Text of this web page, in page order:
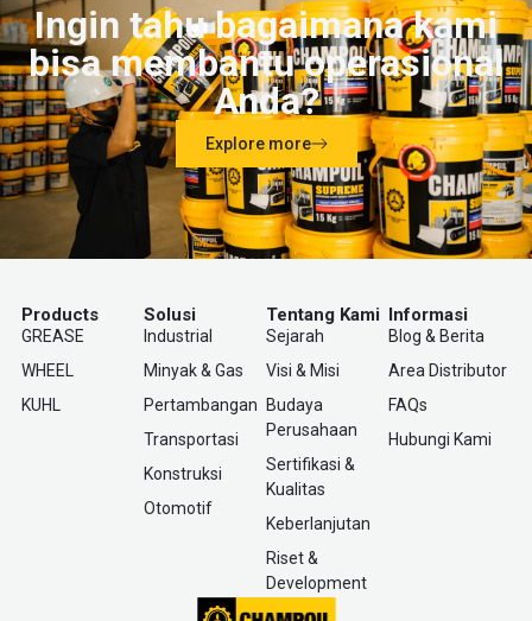
Ingin tahu bagaimana kami
bisa membantu operasional
Anda?
Explore more
Products
GREASE
WHEEL
KUHL
Solusi
Industrial
Minyak & Gas
Pertambangan
Transportasi
Konstruksi
Otomotif
Tentang Kami
Sejarah
Visi & Misi
Budaya
Perusahaan
Sertifikasi &
Kualitas
Keberlanjutan
Riset &
Development
Informasi
Blog & Berita
Area Distributor
FAQs
Hubungi Kami